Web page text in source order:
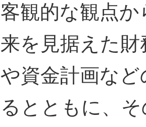
客観的な観点
来を見据えた
や資金計画な
るとともに、